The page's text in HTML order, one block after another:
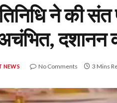
ने की
दशानन
NEWS No Comments 3 Mins